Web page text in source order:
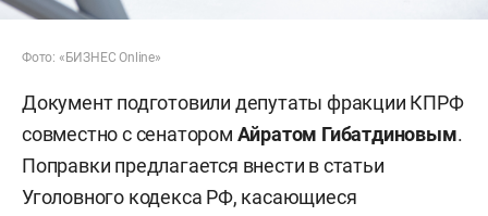
Фото: «БИЗНЕС Online»
Документ подготовили депутаты фракции КПРФ
совместно с сенатором Айратом Гибатдиновым.
Поправки предлагается внести в статьи
Уголовного кодекса РФ, касающиеся